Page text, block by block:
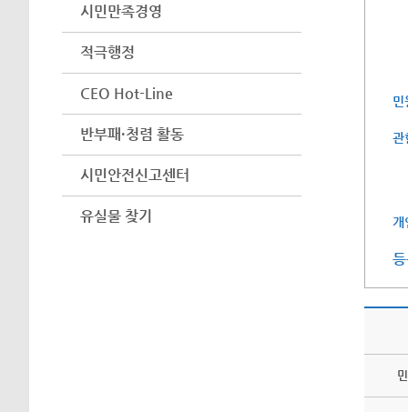
시민만족경영
적극행정
CEO Hot-Line
반부패·청렴 활동
시민안전신고센터
유실물 찾기
민
관
개